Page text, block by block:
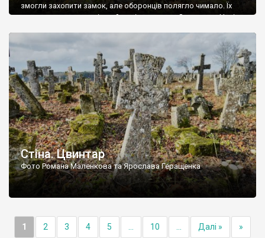
змогли захопити замок, але оборонців полягло чимало. Їх
поховали на цвинтарі, який тоді називався Замковим. Нині на
ньому чимало хрестів 19 століття, є такі, де епітафії стер […]
Стіна. Цвинтар
Фото Романа Маленкова та Ярослава Геращенка
1 2 3 4 5 10 Далі » »